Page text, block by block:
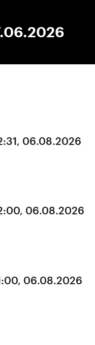
06.08.2026
06.08.2026
06.08.2026